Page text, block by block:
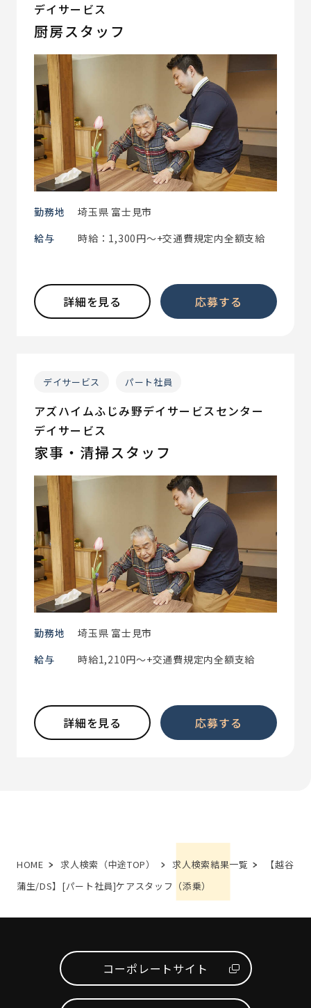
デイサービス
厨房スタッフ
勤務地
埼玉県 富士見市
給与
時給：1,300円～+交通費規定内全額支給
詳細を見る 応募する
デイサービス パート社員
アズハイムふじみ野デイサービスセンター
デイサービス
家事・清掃スタッフ
勤務地
埼玉県 富士見市
給与
時給1,210円～+交通費規定内全額支給
詳細を見る 応募する
HOME 求人検索（中途TOP） 求人検索結果一覧
【越谷
蒲生/DS】[パート社員]ケアスタッフ（添乗）
コーポレートサイト